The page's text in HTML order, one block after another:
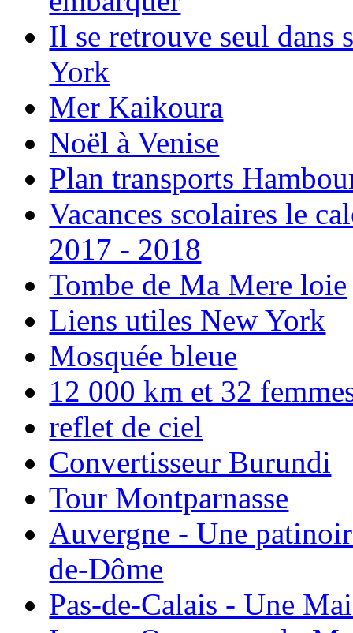
Il se retrouve seul dans
York
Mer Kaikoura
Noël à Venise
Plan transports
Vacances scolaires le
2017 - 2018
Tombe de Ma Mere loie
Liens utiles New York
Mosquée bleue
12 000 km et 32
reflet de ciel
Convertisseur Burundi
Tour Montparnasse
Auvergne - Une
de-Dôme
Pas-de-Calais - Une